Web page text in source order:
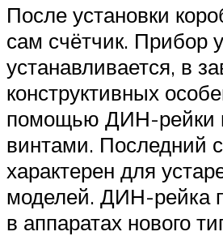
После установки
сам счётчик. Прибор
устанавливается, в
конструктивных
помощью ДИН-рейки
винтами. Последний
характерен для
моделей. ДИН-рейка
в аппаратах нового